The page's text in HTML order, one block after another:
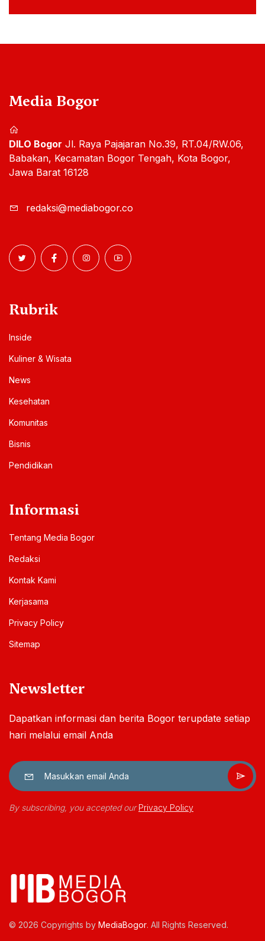
Media Bogor
DILO Bogor Jl. Raya Pajajaran No.39, RT.04/RW.06,
Babakan, Kecamatan Bogor Tengah, Kota Bogor,
Jawa Barat 16128
redaksi@mediabogor.co
Rubrik
Inside
Kuliner & Wisata
News
Kesehatan
Komunitas
Bisnis
Pendidikan
Informasi
Tentang Media Bogor
Redaksi
Kontak Kami
Kerjasama
Privacy Policy
Sitemap
Newsletter
Dapatkan informasi dan berita Bogor terupdate setiap
hari melalui email Anda
By subscribing, you accepted ourPrivacy Policy
© 2026 Copyrights by MediaBogor. All Rights Reserved.